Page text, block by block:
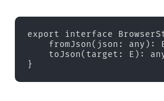
export interface
fromJson(json: any):
toJson(target: E):
}